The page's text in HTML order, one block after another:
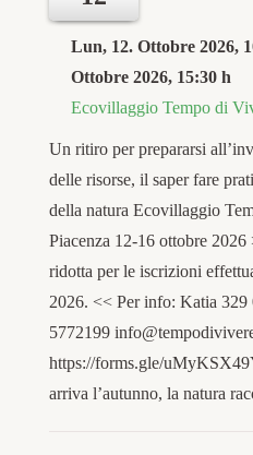
Lun, 12. Ottobre 2026,
Ottobre 2026, 15:30 h
Ecovillaggio Tempo di
Un ritiro per prepararsi
delle risorse, il saper fare
della natura Ecovillaggio
Piacenza 12-16 ottobre
ridotta per le iscrizioni
2026. << Per info: Katia
5772199
https://forms.gle/
arriva l’autunno, la natura